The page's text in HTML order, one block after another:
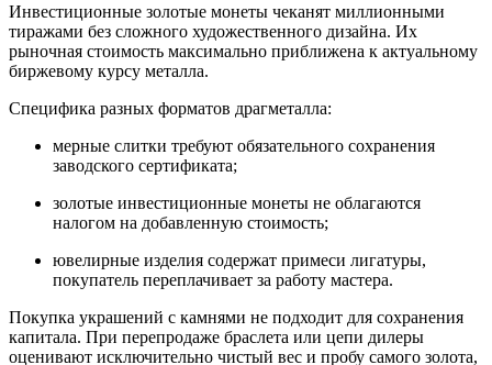
Инвестиционные золотые монеты чеканят миллионными
тиражами без сложного художественного дизайна. Их
рыночная стоимость максимально приближена к актуальному
биржевому курсу металла.
Специфика разных форматов драгметалла:
мерные слитки требуют обязательного сохранения
заводского сертификата;
золотые инвестиционные монеты не облагаются
налогом на добавленную стоимость;
ювелирные изделия содержат примеси лигатуры,
покупатель переплачивает за работу мастера.
Покупка украшений с камнями не подходит для сохранения
капитала. При перепродаже браслета или цепи дилеры
оценивают исключительно чистый вес и пробу самого золота,